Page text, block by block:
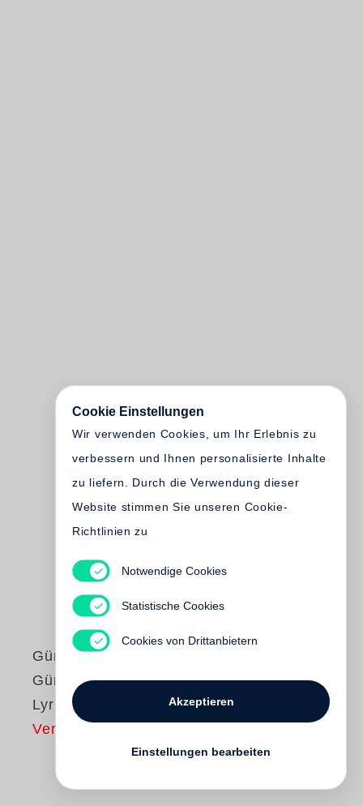
Günter Grass
Günter Grass liest
Lyrische Beute
Vergriffen
Cookie Einstellungen
Wir verwenden Cookies, um Ihr Erlebnis zu
verbessern und Ihnen personalisierte Inhalte
zu liefern. Durch die Verwendung dieser
Website stimmen Sie unseren Cookie-
Richtlinien zu
Notwendige Cookies
Statistische Cookies
Cookies von Drittanbietern
Akzeptieren
Einstellungen bearbeiten